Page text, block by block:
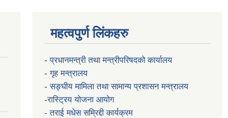
महत्वपुर्ण लिंकहरु
- प्रधानमन्त्री तथा मन्त्रीपरिषदको कार्यालय
- गृह मन्त्रालय
- सङ्घीय मामिला तथा सामान्य प्रशासन मन्त्रालय
-रास्ट्रिय योजना आयोग
- तराई मधेस सम्रिद्दी कार्यक्रम